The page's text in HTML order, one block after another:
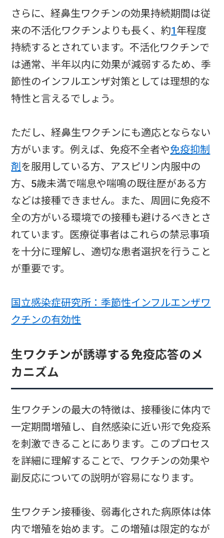
さらに、経鼻生ワクチンの効果持続期間は従
来の不活化ワクチンよりも長く、約1年程度
持続するとされています。不活化ワクチンで
は通常、半年以内に効果が減弱するため、季
節性のインフルエンザ対策としては理想的な
特性と言えるでしょう。
ただし、経鼻生ワクチンにも適応とならない
方がいます。例えば、免疫不全者や免疫抑制
剤を服用している方、アスピリン内服中の
方、5歳未満で喘息や喘鳴の既往歴がある方
などは接種できません。また、周囲に免疫不
全の方がいる環境での接種も避けるべきとさ
れています。医療従事者はこれらの禁忌事項
を十分に理解し、適切な患者選択を行うこと
が重要です。
国立感染症研究所：季節性インフルエンザワ
クチンの有効性
生ワクチンが誘導する免疫応答のメ
カニズム
生ワクチンの最大の特徴は、接種後に体内で
一定期間増殖し、自然感染に近い形で免疫系
を刺激できることにあります。このプロセス
を詳細に理解することで、ワクチンの効果や
副反応についての説明が容易になります。
生ワクチン接種後、弱毒化された病原体は体
内で増殖を始めます。この増殖は限定的なが